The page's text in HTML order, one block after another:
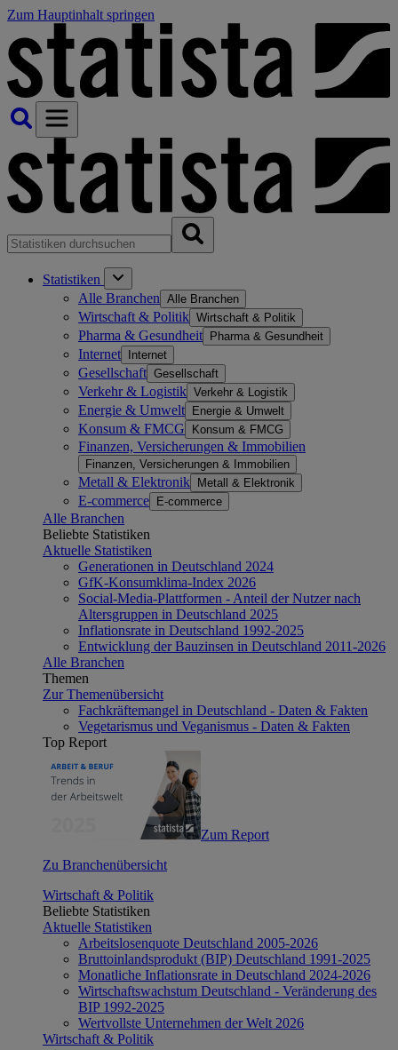
Zum Hauptinhalt springen
Statistiken
Alle Branchen Alle Branchen
Wirtschaft & Politik Wirtschaft & Politik
Pharma & Gesundheit Pharma & Gesundheit
Internet Internet
Gesellschaft Gesellschaft
Verkehr & Logistik Verkehr & Logistik
Energie & Umwelt Energie & Umwelt
Konsum & FMCG Konsum & FMCG
Finanzen, Versicherungen & Immobilien
Finanzen, Versicherungen & Immobilien
Metall & Elektronik Metall & Elektronik
E-commerce E-commerce
Alle Branchen
Beliebte Statistiken
Aktuelle Statistiken
Generationen in Deutschland 2024
GfK-Konsumklima-Index 2026
Social-Media-Plattformen - Anteil der Nutzer nach
Altersgruppen in Deutschland 2025
Inflationsrate in Deutschland 1992-2025
Entwicklung der Bauzinsen in Deutschland 2011-2026
Alle Branchen
Themen
Zur Themenübersicht
Fachkräftemangel in Deutschland - Daten & Fakten
Vegetarismus und Veganismus - Daten & Fakten
Top Report
Zum Report
Zu Branchenübersicht
Wirtschaft & Politik
Beliebte Statistiken
Aktuelle Statistiken
Arbeitslosenquote Deutschland 2005-2026
Bruttoinlandsprodukt (BIP) Deutschland 1991-2025
Monatliche Inflationsrate in Deutschland 2024-2026
Wirtschaftswachstum Deutschland - Veränderung des
BIP 1992-2025
Wertvollste Unternehmen der Welt 2026
Wirtschaft & Politik